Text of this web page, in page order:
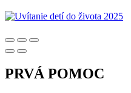
PRVÁ POMOC